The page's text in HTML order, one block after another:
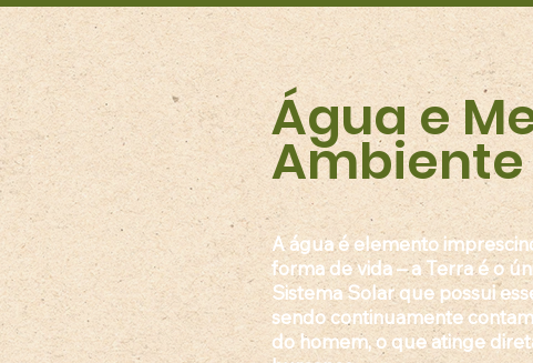
Água e
Ambiente
A água éelemento
forma de vida– a Terra é o
Sistema Solar que possui
sendo continuamente
do homem, o que atinge